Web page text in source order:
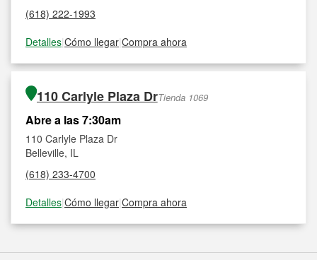
(618) 222-1993
Detalles|Cómo llegar|Compra ahora
110 Carlyle Plaza DrTienda 1069
Abre a las 7:30am
110 Carlyle Plaza Dr
Belleville, IL
(618) 233-4700
Detalles|Cómo llegar|Compra ahora